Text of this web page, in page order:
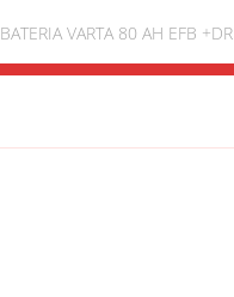
BATERIA VARTA 80 AH EFB +DR